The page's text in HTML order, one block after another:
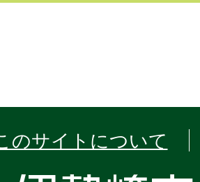
のサイトについて